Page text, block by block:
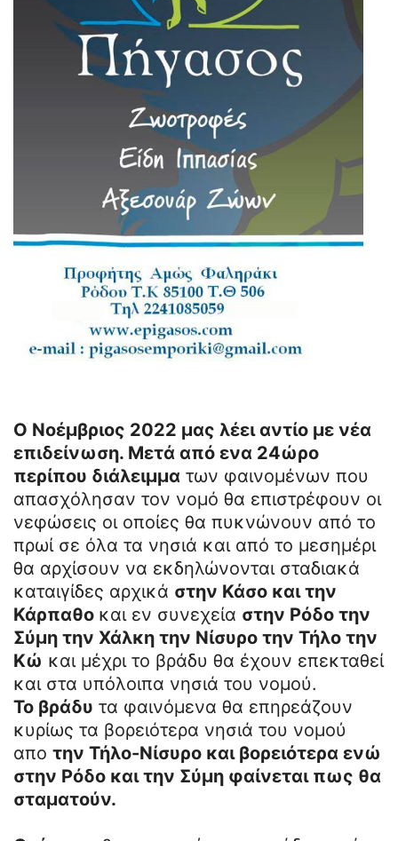
Ο Νοέμβριος 2022 μας λέει αντίο με νέα
επιδείνωση. Μετά από ενα 24ώρο
περίπου διάλειμμα των φαινομένων που
απασχόλησαν τον νομό θα επιστρέφουν οι
νεφώσεις οι οποίες θα πυκνώνουν από το
πρωί σε όλα τα νησιά και από το μεσημέρι
θα αρχίσουν να εκδηλώνονται σταδιακά
καταιγίδες αρχικά στην Κάσο και την
Κάρπαθο και εν συνεχεία στην Ρόδο την
Σύμη την Χάλκη την Νίσυρο την Τήλο την
Κώ και μέχρι το βράδυ θα έχουν επεκταθεί
και στα υπόλοιπα νησιά του νομού.
Το βράδυ τα φαινόμενα θα επηρεάζουν
κυρίως τα βορειότερα νησιά του νομού
απο την Τήλο-Νίσυρο και βορειότερα ενώ
στην Ρόδο και την Σύμη φαίνεται πως θα
σταματούν.